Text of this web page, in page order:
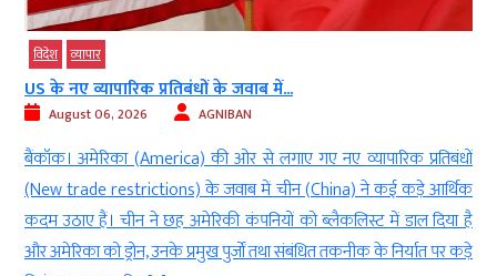
विदेश व्‍यापार
US के नए व्यापारिक प्रतिबंधों के जवाब में...
August 06, 2026 AGNIBAN
बैंकॉक। अमेरिका (America) की ओर से लगाए गए नए व्यापारिक प्रतिबंधों
(New trade restrictions) के जवाब में चीन (China) ने कई कड़े आर्थिक
कदम उठाए हैं। चीन ने छह अमेरिकी कंपनियों को ब्लैकलिस्ट में डाल दिया है
और अमेरिका को ड्रोन, उनके प्रमुख पुर्जों तथा संबंधित तकनीक के निर्यात पर कड़े